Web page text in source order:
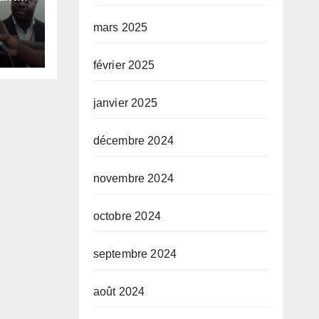
mars 2025
février 2025
janvier 2025
décembre 2024
novembre 2024
octobre 2024
septembre 2024
août 2024